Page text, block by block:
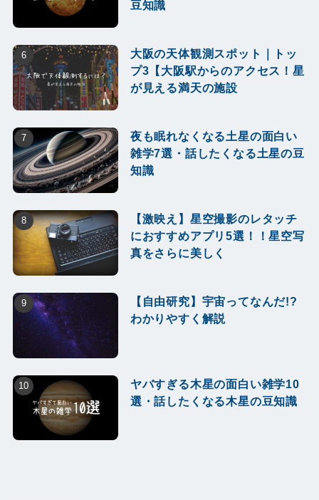
豆知識
大阪の天体観測スポット｜トッ
プ3【大阪駅からのアクセス！星
が見える満天の施設
夜も眠れなくなる土星の面白い
雑学7選・話したくなる土星の豆
知識
【激映え】星空撮影のレタッチ
におすすめアプリ5選！！星空写
真をさらに美しく
【自由研究】宇宙ってなんだ!?
わかりやすく解説
ヤバすぎる木星の面白い雑学10
選・話したくなる木星の豆知識